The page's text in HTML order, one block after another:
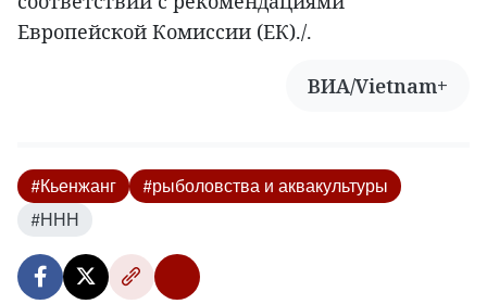
Европейской Комиссии (ЕК)./.
ВИА/Vietnam+
#Кьенжанг
#рыболовства и аквакультуры
#ННН